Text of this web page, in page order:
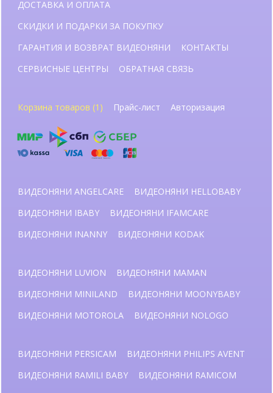
ДОСТАВКА И ОПЛАТА
СКИДКИ И ПОДАРКИ ЗА ПОКУПКУ
ГАРАНТИЯ И ВОЗВРАТ ВИДЕОНЯНИ
КОНТАКТЫ
СЕРВИСНЫЕ ЦЕНТРЫ
ОБРАТНАЯ СВЯЗЬ
Корзина товаров (1) Прайс-лист Авторизация
ВИДЕОНЯНИ ANGELCARE
ВИДЕОНЯНИ HELLOBABY
ВИДЕОНЯНИ IBABY
ВИДЕОНЯНИ IFAMCARE
ВИДЕОНЯНИ INANNY
ВИДЕОНЯНИ KODAK
ВИДЕОНЯНИ LUVION
ВИДЕОНЯНИ MAMAN
ВИДЕОНЯНИ MINILAND
ВИДЕОНЯНИ MOONYBABY
ВИДЕОНЯНИ MOTOROLA
ВИДЕОНЯНИ NOLOGO
ВИДЕОНЯНИ PERSICAM
ВИДЕОНЯНИ PHILIPS AVENT
ВИДЕОНЯНИ RAMILI BABY
ВИДЕОНЯНИ RAMICOM